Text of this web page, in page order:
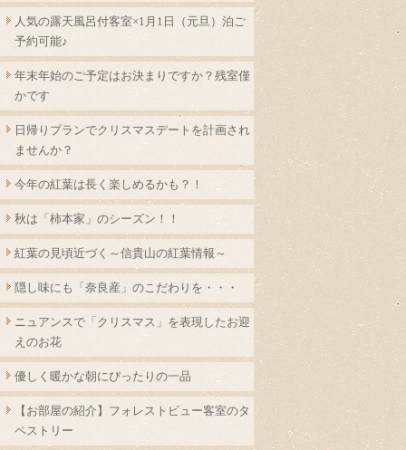
人気の露天風呂付客室×1月1日（元旦）泊ご
予約可能♪
年末年始のご予定はお決まりですか？残室僅
かです
日帰りプランでクリスマスデートを計画され
ませんか？
今年の紅葉は長く楽しめるかも？！
秋は「柿本家」のシーズン！！
紅葉の見頃近づく～信貴山の紅葉情報～
隠し味にも「奈良産」のこだわりを・・・
ニュアンスで「クリスマス」を表現したお迎
えのお花
優しく暖かな朝にぴったりの一品
【お部屋の紹介】フォレストビュー客室のタ
ペストリー